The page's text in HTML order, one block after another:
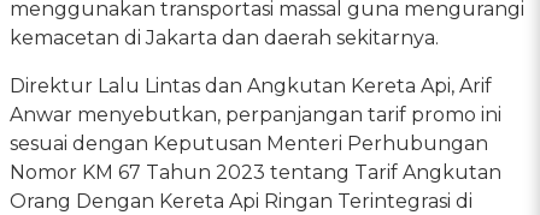
menggunakan transportasi massal guna mengurangi
kemacetan di Jakarta dan daerah sekitarnya.
Direktur Lalu Lintas dan Angkutan Kereta Api, Arif
Anwar menyebutkan, perpanjangan tarif promo ini
sesuai dengan Keputusan Menteri Perhubungan
Nomor KM 67 Tahun 2023 tentang Tarif Angkutan
Orang Dengan Kereta Api Ringan Terintegrasi di